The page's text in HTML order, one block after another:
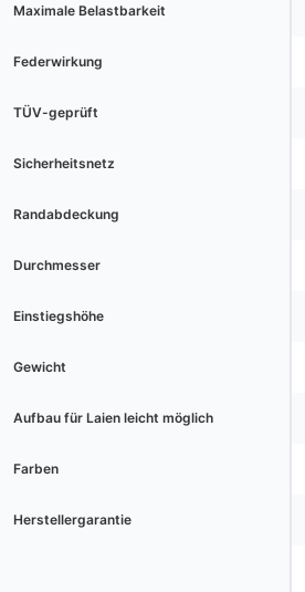
Maximale Belastbarkeit
Federwirkung
TÜV-geprüft
Sicherheitsnetz
Randabdeckung
Durchmesser
Einstiegshöhe
Gewicht
Aufbau für Laien leicht möglich
Farben
Herstellergarantie